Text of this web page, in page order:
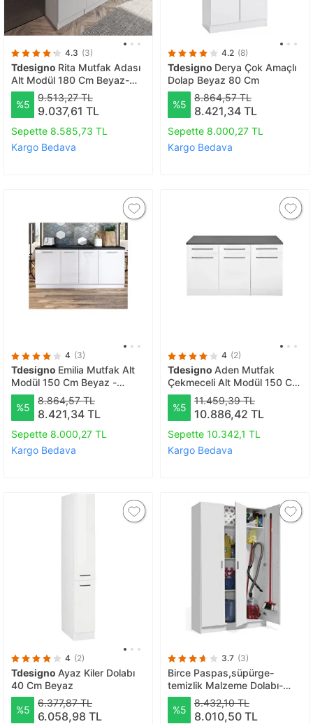
4.3 (3)
Tdesigno Rita Mutfak Adası
Alt Modül 180 Cm Beyaz-
Tezgah Dahil
%5
9.513,27 TL
9.037,61 TL
Sepette 8.585,73 TL
Kargo Bedava
4.2 (8)
Tdesigno Derya Çok Amaçlı
Dolap Beyaz 80 Cm
%5
8.864,57 TL
8.421,34 TL
Sepette 8.000,27 TL
Kargo Bedava
4 (3)
Tdesigno Emilia Mutfak Alt
Modül 150 Cm Beyaz -
Antrasit Tezgah Dahil
%5
8.864,57 TL
8.421,34 TL
Sepette 8.000,27 TL
Kargo Bedava
4 (2)
Tdesigno Aden Mutfak
Çekmeceli Alt Modül 150 Cm
Beyaz -tezgah Dahil
%5
11.459,39 TL
10.886,42 TL
Sepette 10.342,1 TL
Kargo Bedava
4 (2)
Tdesigno Ayaz Kiler Dolabı
40 Cm Beyaz
%5
6.377,87 TL
6.058,98 TL
3.7 (3)
Birce Paspas,süpürge-
temizlik Malzeme Dolabı-
Çok Amaçlı Dolap Paspas-
vileda Banyo Dolabı Beyaz
%5
8.432,10 TL
8.010,50 TL